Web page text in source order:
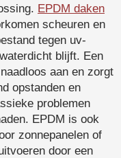
EPDM daken
scheuren en
tegen uv-
blijft. Een
aan en zorgt
opstanden en
problemen
EPDM is ook
zonnepanelen of
door een